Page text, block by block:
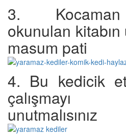
3.
okunulan
masum pati
4. Bu kedicik
çalışmayı
unutmalısınız